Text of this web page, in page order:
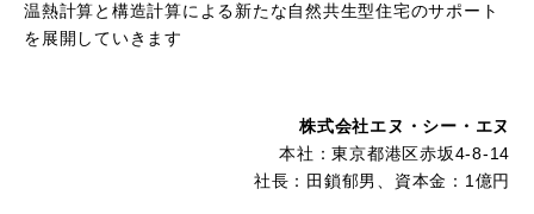
温熱計算と構造計算による新たな自然共生型住宅のサポート
を展開していきます
株式会社エヌ・シー・エヌ
本社：東京都港区赤坂4-8-14
社長：田鎖郁男、資本金：1億円